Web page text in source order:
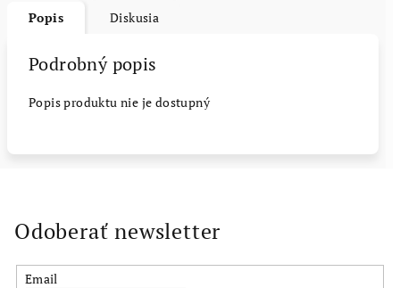
Popis Diskusia
Podrobný popis
Popis produktu nie je dostupný
Odoberať newsletter
Email